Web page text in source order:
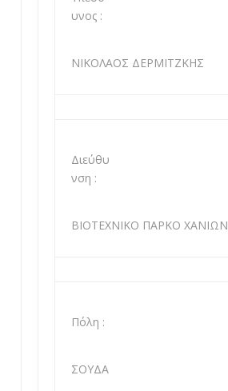
υνος :
ΝΙΚΟΛΑΟΣ ΔΕΡΜΙΤΖΚΗΣ
Διεύθυ
νση :
ΒΙΟΤΕΧΝΙΚΟ ΠΑΡΚΟ ΧΑΝΙΩΝ
Πόλη :
ΣΟΥΔΑ